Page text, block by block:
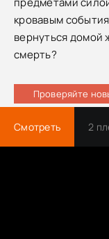
кровавым
вернуться домой
смерть?
Проверяйте
Смотреть 2